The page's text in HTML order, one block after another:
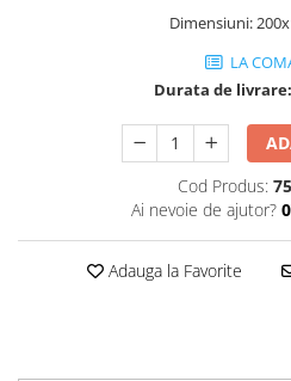
Decoratiuni interioare
Accesorii decorative
Oglinzi
Rame foto
Dimensiuni:
LA
Durata de livrare:
Cod Produs:
Ai nevoie de ajutor?
Adauga la Favorite